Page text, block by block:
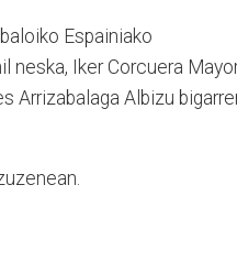
Espainiako
neska, Iker Corcuera
Arrizabalaga Albizu